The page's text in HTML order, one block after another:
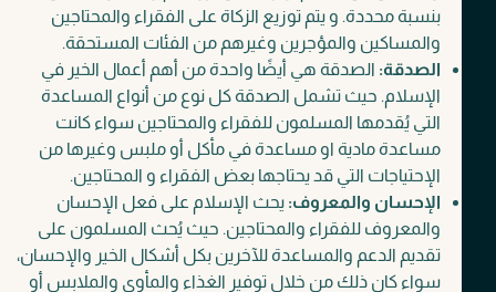
بنسبة محددة. و يتم توزيع الزكاة على الفقراء والمحتاجين
والمساكين والمؤجرين وغيرهم من الفئات المستحقة.
الصدقة:الصدقة هي أيضًا واحدة من أهم أعمال الخير في
الإسلام. حيث تشمل الصدقة كل نوع من أنواع المساعدة
التي يُقدمها المسلمون للفقراء والمحتاجين سواء كانت
مساعدة مادية او مساعدة في مأكل أو ملبس وغيرها من
الإحتياجات التي قد يحتاجها بعض الفقراء و المحتاجين.
الإحسان والمعروف: يحث الإسلام على فعل الإحسان
والمعروف للفقراء والمحتاجين. حيث يُحث المسلمون على
تقديم الدعم والمساعدة للآخرين بكل أشكال الخير والإحسان،
سواء كان ذلك من خلال توفير الغذاء والمأوى والملابس أو